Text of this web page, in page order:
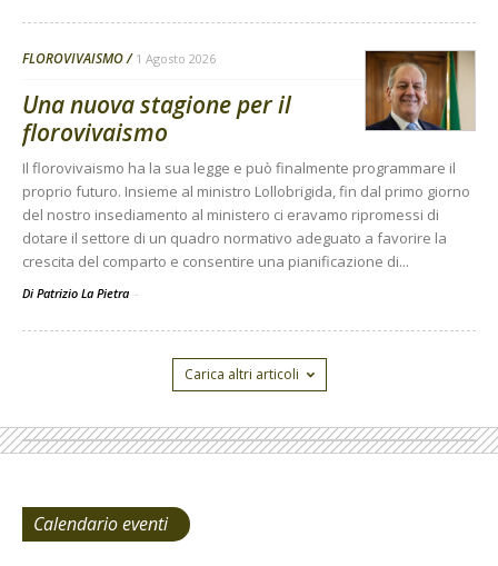
FLOROVIVAISMO 1 Agosto 2026
Una nuova stagione per il
florovivaismo
Il florovivaismo ha la sua legge e può finalmente programmare il
proprio futuro. Insieme al ministro Lollobrigida, fin dal primo giorno
del nostro insediamento al ministero ci eravamo ripromessi di
dotare il settore di un quadro normativo adeguato a favorire la
crescita del comparto e consentire una pianificazione di...
Di Patrizio La Pietra -
Carica altri articoli
Calendario eventi